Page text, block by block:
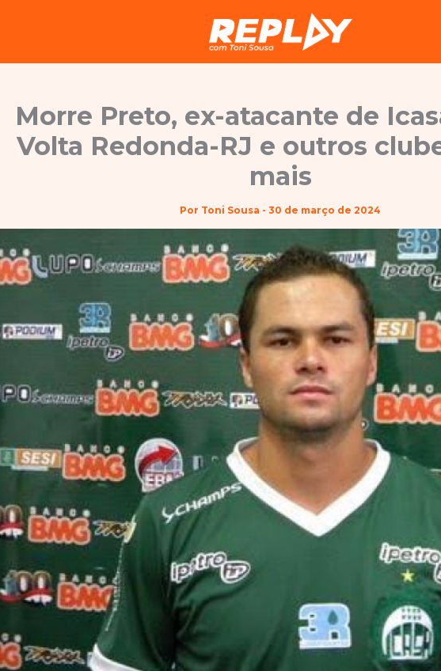
Morre Preto, ex-atacante de
Volta Redonda-RJ e outros
mais
Por Toni Sousa - 30 de março de 2024